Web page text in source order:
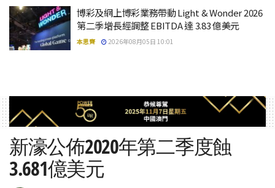
博彩及網上博彩業務帶動 Light & Wonder 2026
第二季增長經調整 EBITDA 達 3.83 億美元
本思齊 2026年08月05日 10:01
新濠公佈2020年第二季度蝕
3.681億美元